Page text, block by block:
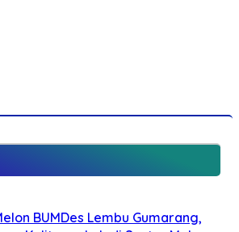
BUMDes Lembu Gumarang,